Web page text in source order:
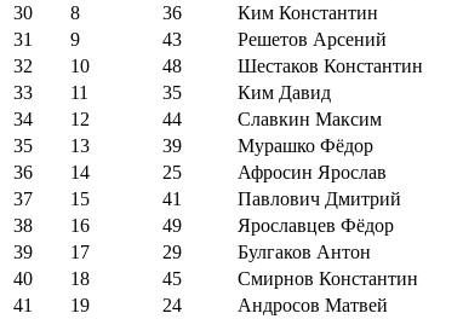
30
8 36 Ким Константин
31
9 43 Решетов Арсений
32
10 48 Шестаков Константин
33
11 35 Ким Давид
34
12 44 Славкин Максим
35
13 39 Мурашко Фёдор
36
14 25 Афросин Ярослав
37
15 41 Павлович Дмитрий
38
16 49 Ярославцев Фёдор
39
17 29 Булгаков Антон
40
18 45 Смирнов Константин
41
19 24 Андросов Матвей